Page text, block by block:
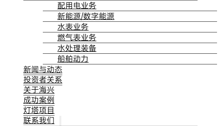
配用电业务
新能源/数字能源
水表业务
燃气表业务
水处理装备
船舶动力
新闻与动态
投资者关系
关于海兴
成功案例
灯塔项目
联系我们